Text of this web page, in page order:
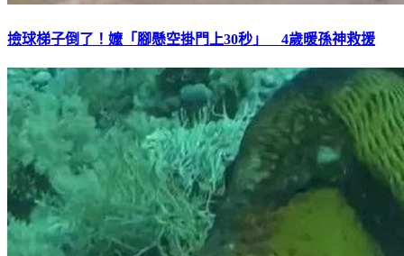
撿球梯子倒了！嬤「腳懸空掛門上30秒」 4歲暖孫神救援